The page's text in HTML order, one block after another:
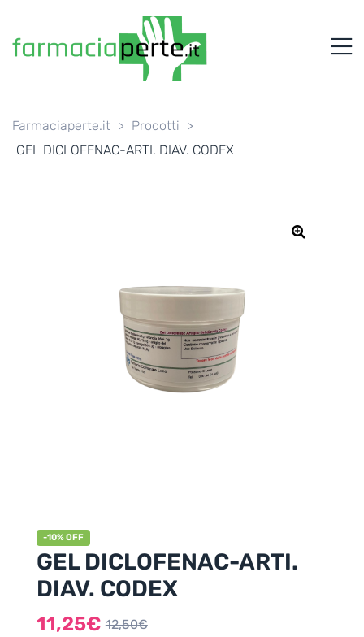
tutelando
Farmaciaperte.it > Prodotti >
GEL DICLOFENAC-ARTI. DIAV. CODEX
-10% OFF
GEL DICLOFENAC-ARTI.
DIAV. CODEX
12,50€
11,25€